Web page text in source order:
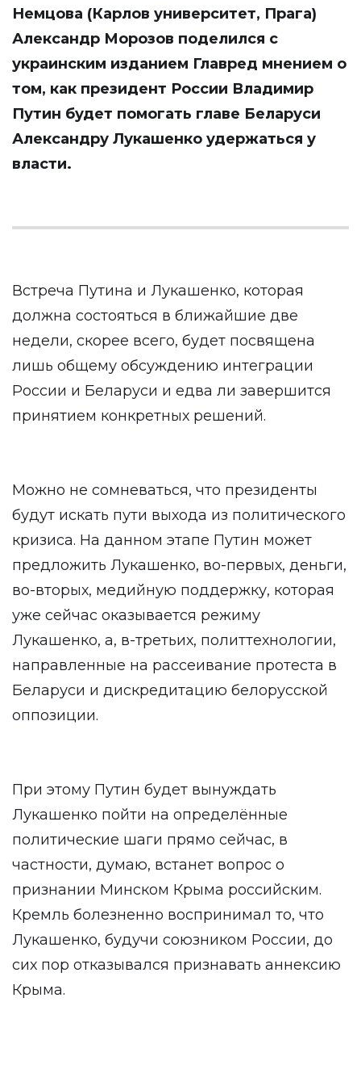
Немцова (Карлов университет, Прага)
Александр Морозов поделился с
украинским изданием Главред мнением о
том, как президент России Владимир
Путин будет помогать главе Беларуси
Александру Лукашенко удержаться у
власти.
Встреча Путина и Лукашенко, которая
должна состояться в ближайшие две
недели, скорее всего, будет посвящена
лишь общему обсуждению интеграции
России и Беларуси и едва ли завершится
принятием конкретных решений.
Можно не сомневаться, что президенты
будут искать пути выхода из политического
кризиса. На данном этапе Путин может
предложить Лукашенко, во-первых, деньги,
во-вторых, медийную поддержку, которая
уже сейчас оказывается режиму
Лукашенко, а, в-третьих, политтехнологии,
направленные на рассеивание протеста в
Беларуси и дискредитацию белорусской
оппозиции.
При этому Путин будет вынуждать
Лукашенко пойти на определённые
политические шаги прямо сейчас, в
частности, думаю, встанет вопрос о
признании Минском Крыма российским.
Кремль болезненно воспринимал то, что
Лукашенко, будучи союзником России, до
сих пор отказывался признавать аннексию
Крыма.